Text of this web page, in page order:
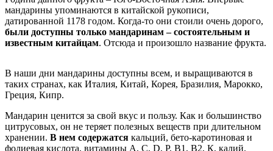
мандарины упоминаются в китайской рукописи,
датированной 1178 годом. Когда-то они стоили очень дорого,
были доступны только мандаринам – состоятельным и
известным китайцам. Отсюда и произошло название фрукта.
В наши дни мандарины доступны всем, и выращиваются в
таких странах, как Италия, Китай, Корея, Бразилия, Марокко,
Греция, Кипр.
Мандарин ценится за свой вкус и пользу. Как и большинство
цитрусовых, он не теряет полезных веществ при длительном
хранении. В нем содержатся кальций, бето-каротиновая и
фолиевая кислота, витамины А, С, D, Р, В1, В2, К, калий.